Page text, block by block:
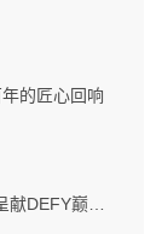
的匠心回响
腕表